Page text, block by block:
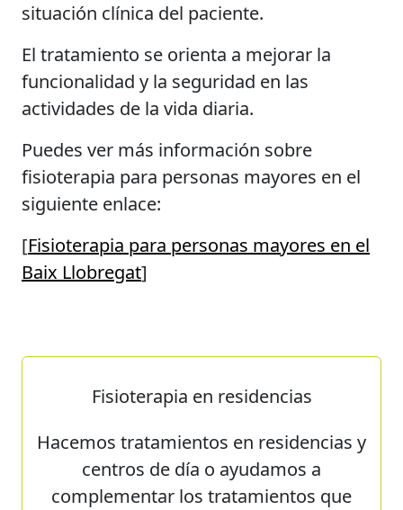
situación clínica del paciente.
El tratamiento se orienta a mejorar la
funcionalidad y la seguridad en las
actividades de la vida diaria.
Puedes ver más información sobre
fisioterapia para personas mayores en el
siguiente enlace:
[Fisioterapia para personas mayores en el
Baix Llobregat]
Fisioterapia en residencias
Hacemos tratamientos en residencias y
centros de día o ayudamos a
complementar los tratamientos que